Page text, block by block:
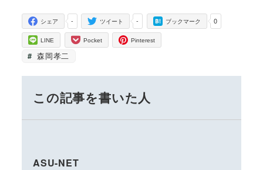
-
シェア -
ツイート 0
ブックマーク
LINE Pocket Pinterest
森岡孝二
この記事を書いた人
ASU-NET